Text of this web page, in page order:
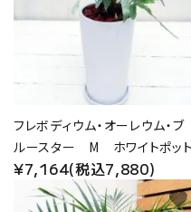
フレボディウム・オーレウム・ブ
ルースター M ホワイトポット
¥7,164(税込7,880)
favorite